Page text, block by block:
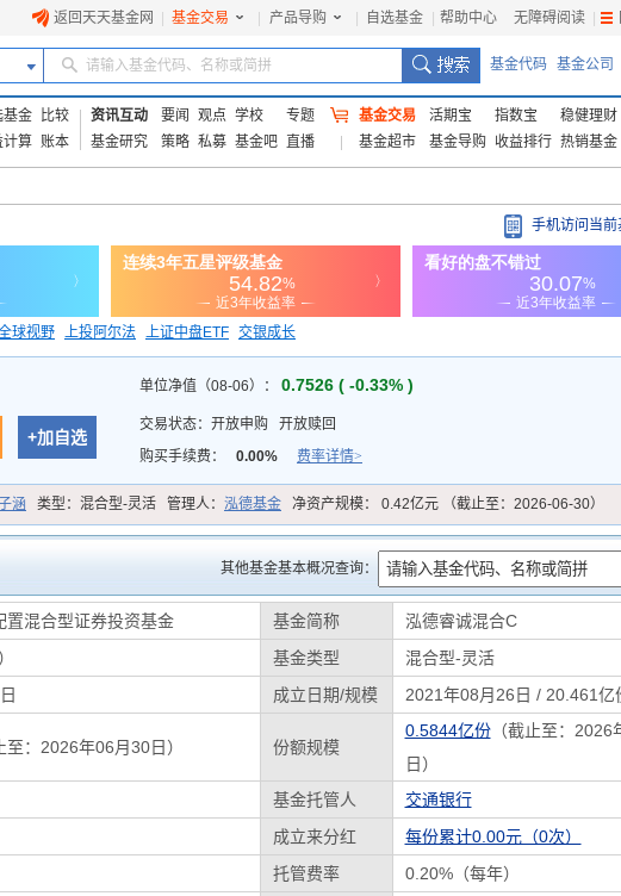
返回天天基金网 基金交易 产品导购 自选基金 帮助中心 无障碍阅读
请输入基金代码、名称或简拼 基金代码 基金公司
基金
比较
计算 账本
资讯互动 要闻 观点 学校
专题
基金研究
策略 私募 基金吧 直播
基金交易 活期宝 指数宝 稳健理财
基金超市
基金导购 收益排行 热销基金
手机访问当前
球视野 上投阿尔法 上证中盘ETF 交银成长
+加自选
单位净值（08-06）： 0.7526 ( -0.33% )
交易状态： 开放申购
开放赎回
购买手续费：
0.00% 费率详情>
涵 类型： 混合型-灵活 管理人： 泓德基金 净资产规模： 0.42亿元 （截止至：2026-06-30）
其他基金基本概况查询：
置混合型证券投资基金 基金简称
泓德睿诚混合C
基金类型
混合型-灵活
成立日期/规模 2021年08月26日 / 20.461亿
：2026年06月30日） 份额规模
0.5844亿份（截止至：2026
日）
基金托管人
交通银行
成立来分红
每份累计0.00元（0次）
托管费率
0.20%（每年）